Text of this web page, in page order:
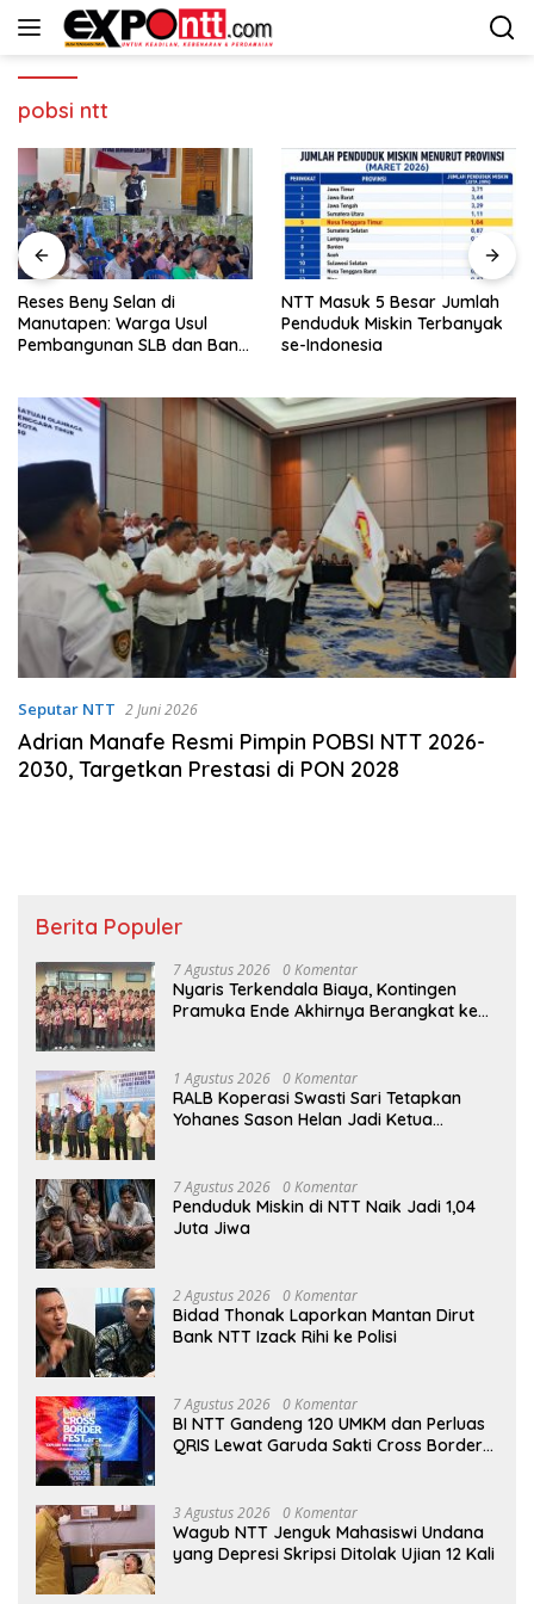
Langsung
pobsi ntt
Reses Beny Selan di
Manutapen: Warga Usul
Pembangunan SLB dan Bank
NTT Masuk 5 Besar Jumlah
Penduduk Miskin Terbanyak
se-Indonesia
Seputar NTT 2 Juni 2026
Adrian Manafe Resmi Pimpin POBSI NTT 2026-
2030, Targetkan Prestasi di PON 2028
Berita Populer
7 Agustus 2026 0 Komentar
Nyaris Terkendala Biaya, Kontingen
Pramuka Ende Akhirnya Berangkat ke
1 Agustus 2026 0 Komentar
RALB Koperasi Swasti Sari Tetapkan
Yohanes Sason Helan Jadi Ketua
7 Agustus 2026 0 Komentar
Penduduk Miskin di NTT Naik Jadi 1,04
Juta Jiwa
2 Agustus 2026 0 Komentar
Bidad Thonak Laporkan Mantan Dirut
Bank NTT Izack Rihi ke Polisi
7 Agustus 2026 0 Komentar
BI NTT Gandeng 120 UMKM dan Perluas
QRIS Lewat Garuda Sakti Cross Border
3 Agustus 2026 0 Komentar
Wagub NTT Jenguk Mahasiswi Undana
yang Depresi Skripsi Ditolak Ujian 12 Kali